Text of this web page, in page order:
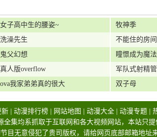
女子高中生的腰姿~ 牧神季
洗澡先生 不能住的房间
鬼父幻想 瞳憬成为魔
真人版overflow 军队式射精
ova我家弟弟真的很大 双子母
新 动漫排行榜 网站地图 动漫大全 动漫专题
全集均系抓取于互联网和各大视频网站，本站只
目无意侵犯了贵司版权，请给网页底部邮箱地址